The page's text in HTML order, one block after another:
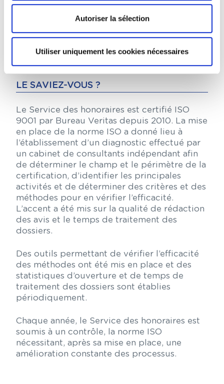
Autoriser la sélection
Utiliser uniquement les cookies nécessaires
critères de l’article 10 de la loi du 31
décembre 1971. Elle juge toutefois qu’une
modalités de rémunération de l’avocat en cas
de dessaisissement.
LE SAVIEZ-VOUS ?
Le Service des honoraires est certifié ISO
9001 par Bureau Veritas depuis 2010. La mise
en place de la norme ISO a donné lieu à
l’établissement d’un diagnostic effectué par
un cabinet de consultants indépendant afin
de déterminer le champ et le périmètre de la
certification, d’identifier les principales
activités et de déterminer des critères et des
méthodes pour en vérifier l’efficacité.
L’accent a été mis sur la qualité de rédaction
des avis et le temps de traitement des
dossiers.
Des outils permettant de vérifier l’efficacité
des méthodes ont été mis en place et des
statistiques d’ouverture et de temps de
traitement des dossiers sont établies
périodiquement.
Chaque année, le Service des honoraires est
soumis à un contrôle, la norme ISO
nécessitant, après sa mise en place, une
amélioration constante des processus.